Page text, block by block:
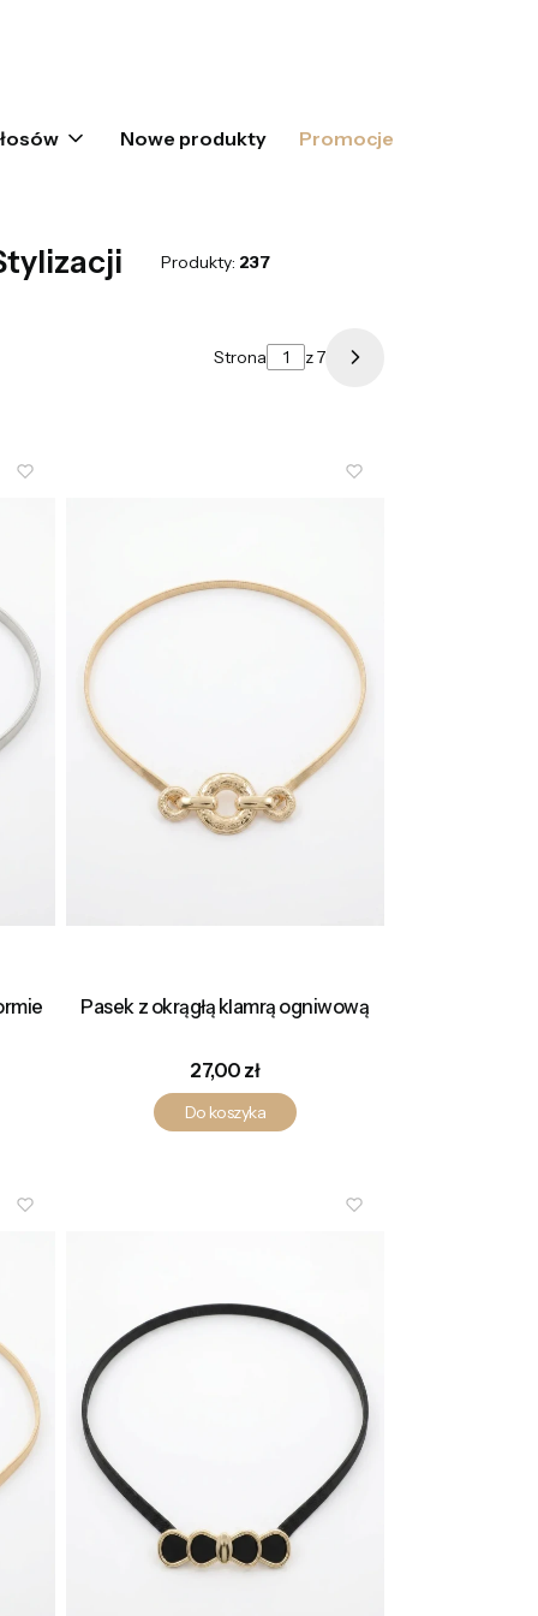
0. Zobacz szczegóły
Nowe produkty Promocje
Produkty: 237
Strona z 7 Następne produkty
Pasek z okrągłą klamrą ogniwową
Cena
27,00 zł
Do koszyka